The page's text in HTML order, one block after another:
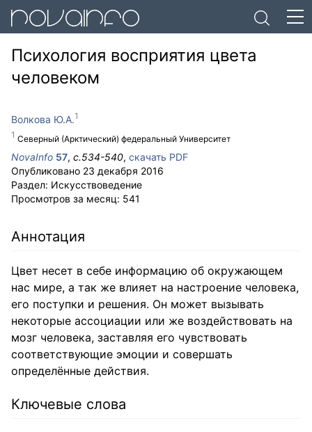
Психология восприятия цвета
человеком
Волкова Ю.А.
Северный (Арктический) федеральный Университет
NovaInfo 57, с.534-540, скачать PDF
Опубликовано 23 декабря 2016
Раздел: Искусствоведение
Просмотров за месяц: 541
Аннотация
Цвет несет в себе информацию об окружающем
нас мире, а так же влияет на настроение человека,
его поступки и решения. Он может вызывать
некоторые ассоциации или же воздействовать на
мозг человека, заставляя его чувствовать
соответствующие эмоции и совершать
определённые действия.
Ключевые слова